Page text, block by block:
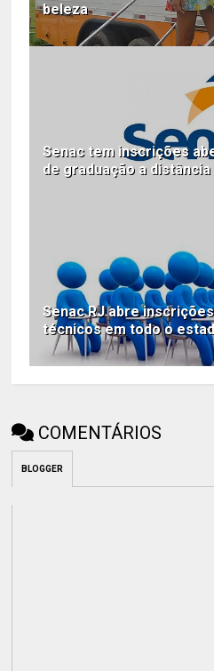
beleza
Senac tem inscrições
de graduação a distância
Senac RJ abre
técnicos em todo o
COMENTÁRIOS
BLOGGER